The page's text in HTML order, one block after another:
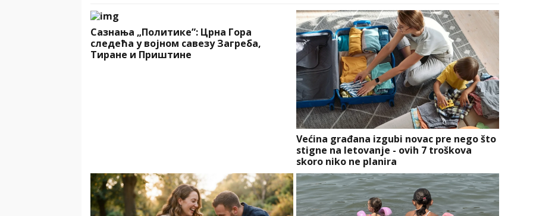
Сазнања „Политике”: Црна Гора
следећа у војном савезу Загреба,
Тиране и Приштине
Većina građana izgubi novac pre nego što
stigne na letovanje - ovih 7 troškova
skoro niko ne planira